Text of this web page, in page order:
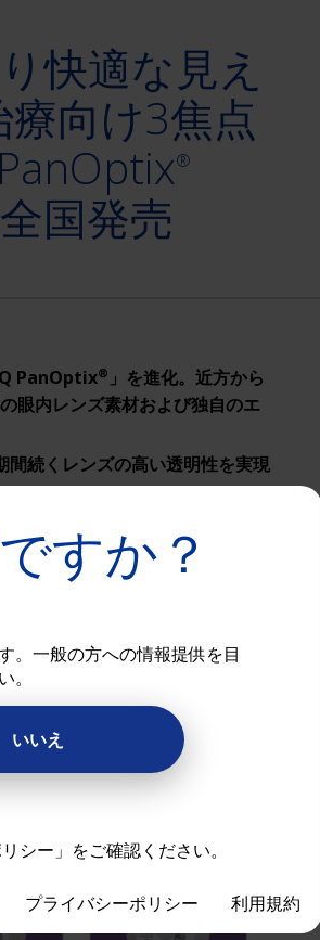
すか？
。一般の方への情報提供を目
いいえ
シー」をご確認ください。
プライバシーポリシー 利用規約
快適な見え
向け3焦点
PanOptix®
国発売
PanOptix® 」を進化。近方から
眼内レンズ素材および独自のエ
間続くレンズの高い透明性を実現
る「エッジグレアの低減」に貢
コズロスキー、以下「日本アル
ンズ「Clareon
® PanOptix®
「Clareon PanOptix」）」を